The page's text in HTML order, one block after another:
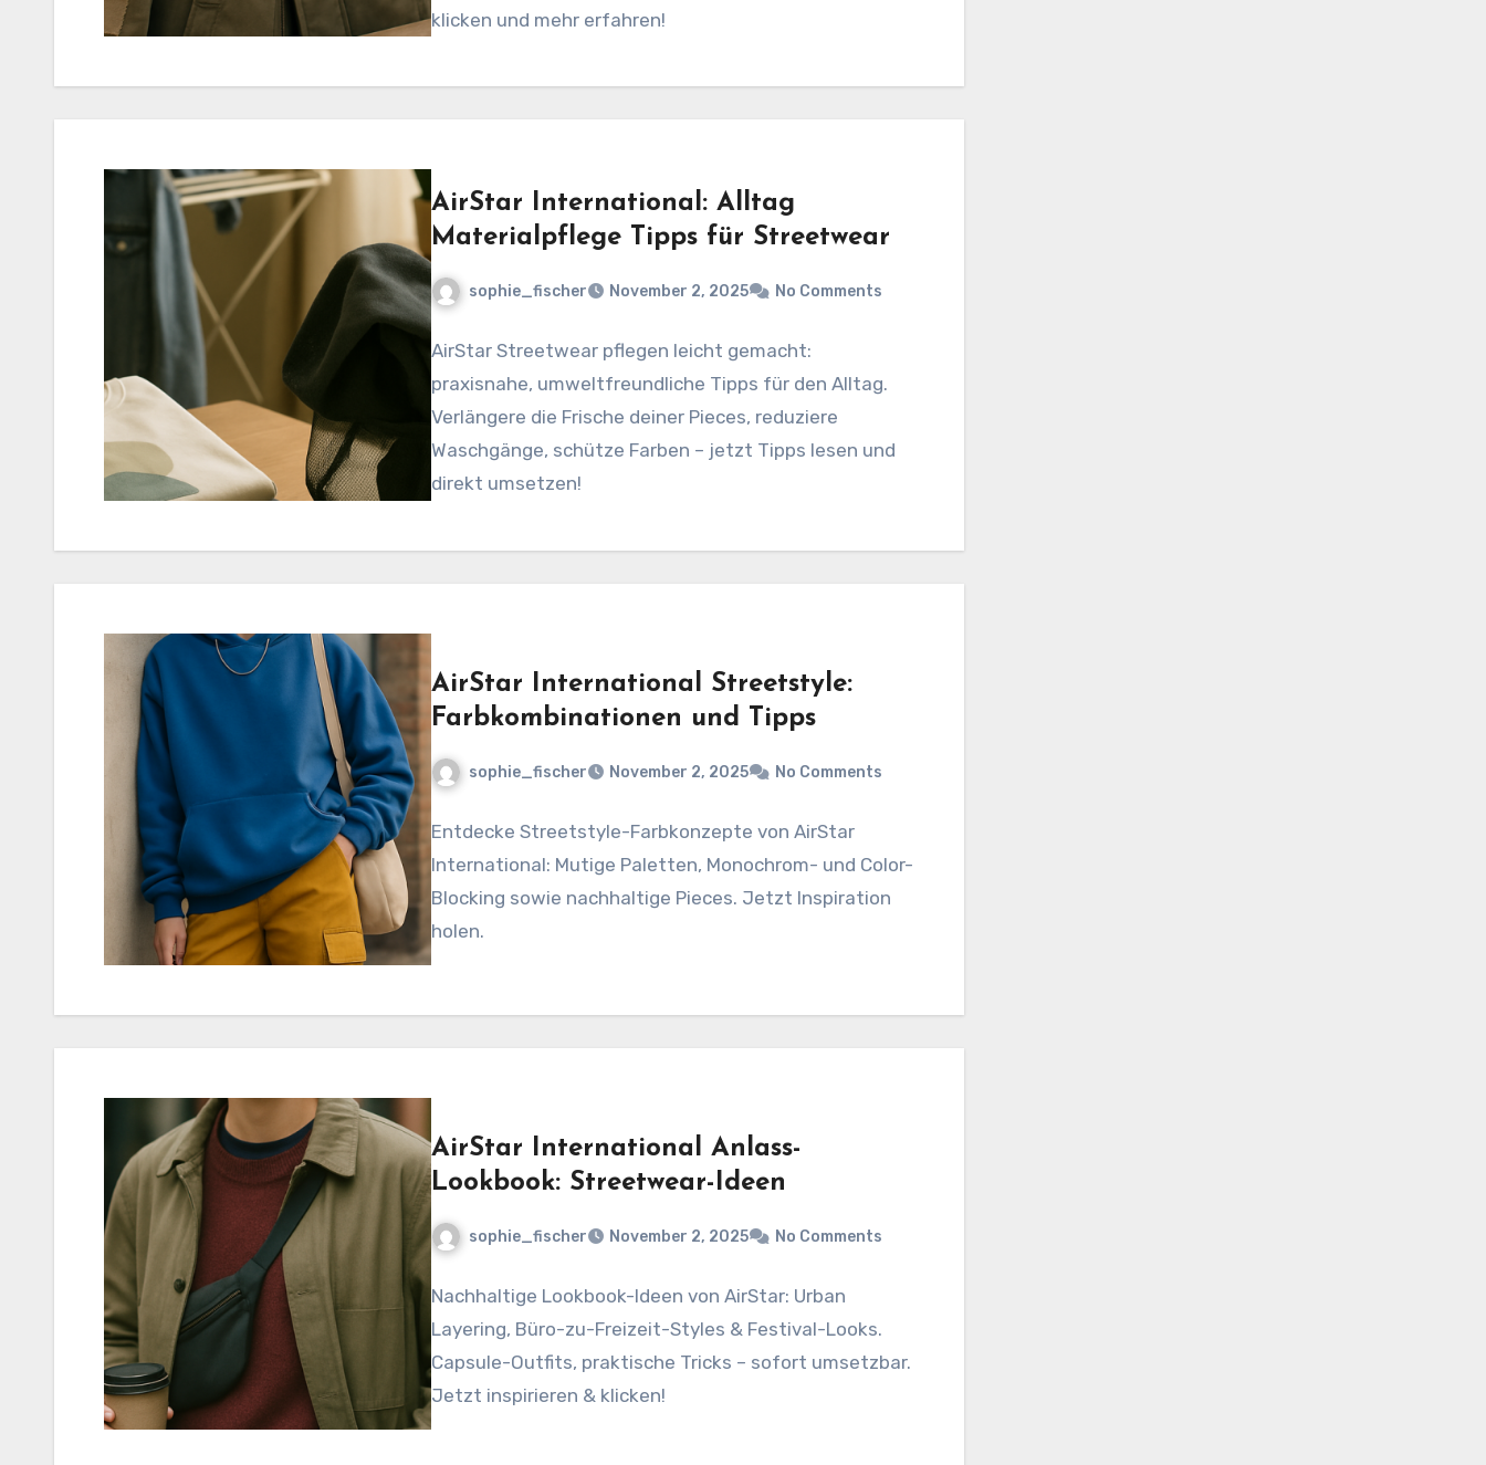
klicken und mehr erfahren!
AirStar International: Alltag
Materialpflege Tipps für Streetwear
sophie_fischer November 2, 2025 No Comments
AirStar Streetwear pflegen leicht gemacht:
praxisnahe, umweltfreundliche Tipps für den Alltag.
Verlängere die Frische deiner Pieces, reduziere
Waschgänge, schütze Farben – jetzt Tipps lesen und
direkt umsetzen!
AirStar International Streetstyle:
Farbkombinationen und Tipps
sophie_fischer November 2, 2025 No Comments
Entdecke Streetstyle-Farbkonzepte von AirStar
International: Mutige Paletten, Monochrom- und Color-
Blocking sowie nachhaltige Pieces. Jetzt Inspiration
holen.
AirStar International Anlass-
Lookbook: Streetwear-Ideen
sophie_fischer November 2, 2025 No Comments
Nachhaltige Lookbook-Ideen von AirStar: Urban
Layering, Büro-zu-Freizeit-Styles & Festival-Looks.
Capsule-Outfits, praktische Tricks – sofort umsetzbar.
Jetzt inspirieren & klicken!